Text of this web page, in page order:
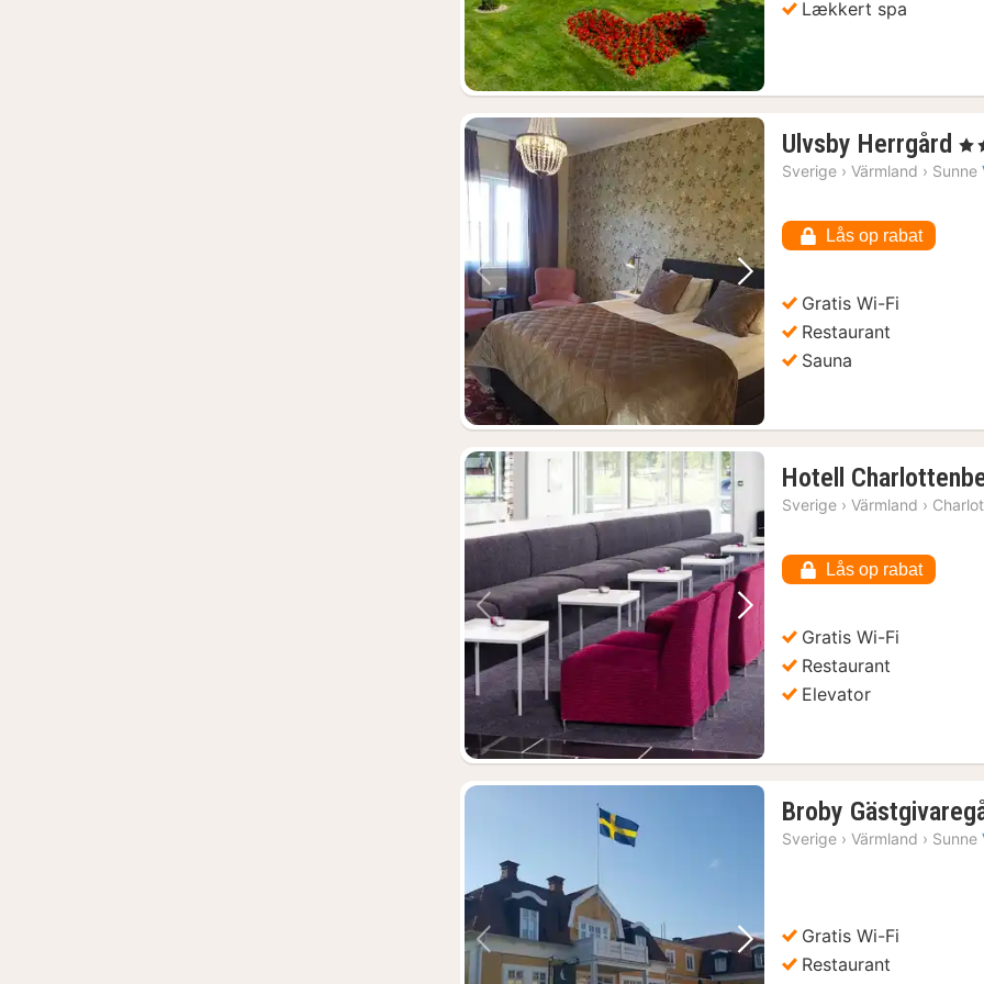
Lækkert spa
Forrige billede Næste billede
Ulvsby Herrgård 1
, 3
Sverige › Värmland › Sunne
Lås op rabat
Gratis Wi-Fi
Restaurant
Sauna
Forrige billede Næste billede
Hotell
Sverige › Värmland ›
Lås op rabat
Gratis Wi-Fi
Restaurant
Elevator
Forrige billede Næste billede
Broby
Sverige › Värmland › Sunne
Gratis Wi-Fi
Restaurant